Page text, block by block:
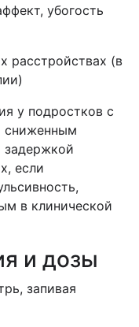
убогость
расстройствах (в
у подростков с
сниженным
задержкой
если
в клинической
и дозы
запивая